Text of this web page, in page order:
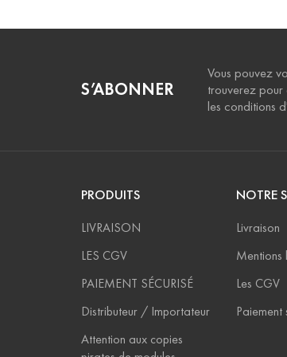
S’ABONNER
Vous pouvez
trouverez
les conditions
PRODUITS
LIVRAISON
LES CGV
PAIEMENT SÉCURISÉ
Distributeur / Importateur
Attention aux copies
NOTRE
Livraison
Mentions
Les CGV
Paiement